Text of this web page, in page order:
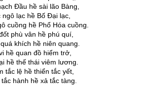
Đầu hề sài lão Bàng,
ngô lạc hề Bố Đại lạc,
cuồng hề Phổ Hóa cuồng.
phù vân hề phú quí,
khích hề niên quang.
hề quan đồ hiểm trở,
hề thế thái viêm lương.
tắc lệ hề thiển tắc yết,
hành hề xả tắc tàng.